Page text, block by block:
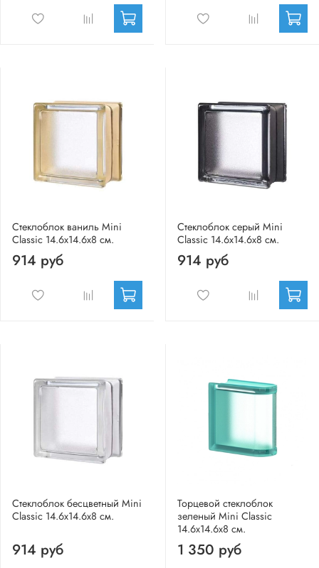
Стеклоблок ваниль Mini
Classic 14.6x14.6x8 см.
914 руб
Стеклоблок серый Mini
Classic 14.6x14.6x8 см.
914 руб
Стеклоблок бесцветный Mini
Classic 14.6x14.6x8 см.
914 руб
Торцевой стеклоблок
зеленый Mini Classic
14.6x14.6x8 см.
1 350 руб